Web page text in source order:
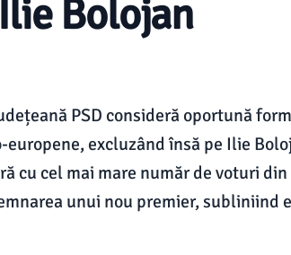
Bolojan
PSD consideră oportună
excluzând însă pe Ilie
cu cel mai mare număr de voturi
unui nou premier, subliniind